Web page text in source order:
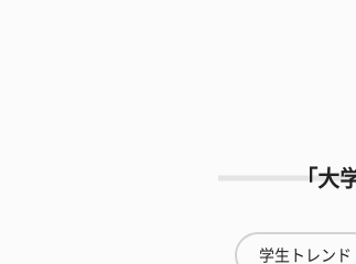
「大
学生トレンド